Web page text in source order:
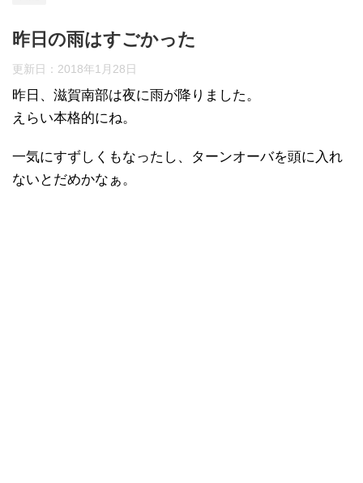
昨日の雨はすごかった
更新日： 2018年1月28日
昨日、滋賀南部は夜に雨が降りました。
えらい本格的にね。
一気にすずしくもなったし、ターンオーバを頭に入れ
ないとだめかなぁ。